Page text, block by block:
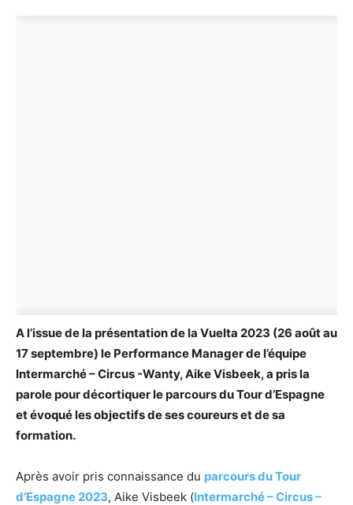
A l’issue de la présentation de la Vuelta 2023 (26 août au
17 septembre) le Performance Manager de l’équipe
Intermarché – Circus -Wanty, Aike Visbeek, a pris la
parole pour décortiquer le parcours du Tour d’Espagne
et évoqué les objectifs de ses coureurs et de sa
formation.
Après avoir pris connaissance du parcours du Tour
d’Espagne 2023, Aike Visbeek (Intermarché – Circus –